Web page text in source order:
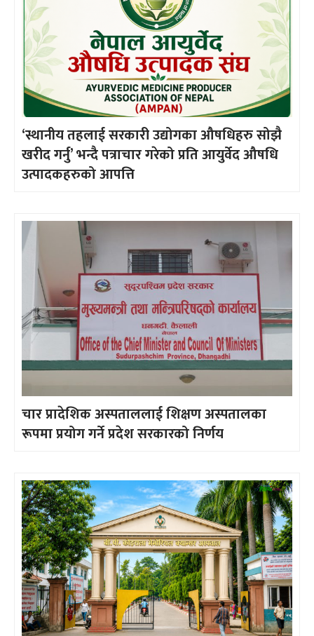
‘स्थानीय तहलाई सरकारी उद्योगका औषधिहरु सोझै
खरीद गर्नु’ भन्दै पत्राचार गरेको प्रति आयुर्वेद औषधि
उत्पादकहरुको आपत्ति
चार प्रादेशिक अस्पताललाई शिक्षण अस्पतालका
रूपमा प्रयोग गर्ने प्रदेश सरकारको निर्णय